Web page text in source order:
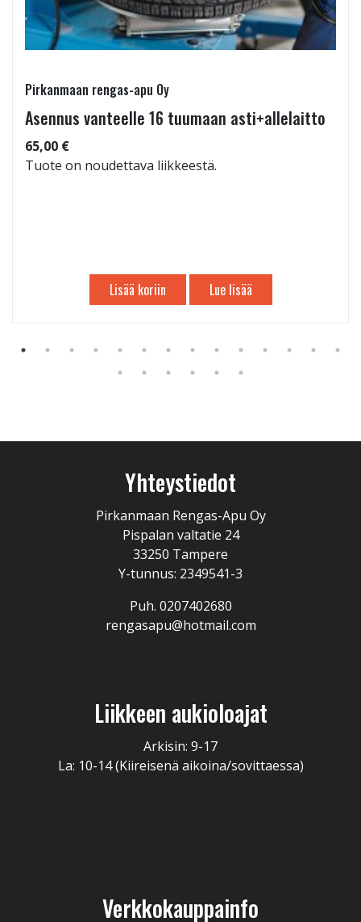
Pirkanmaan rengas-apu Oy
Asennus vanteelle 16 tuumaan asti+allelaitto
65,00 €
Tuote on noudettava liikkeestä.
Lisää koriin Lue lisää
Yhteystiedot
Pirkanmaan Rengas-Apu Oy
Pispalan valtatie 24
33250 Tampere
Y-tunnus: 2349541-3
Puh. 0207402680
rengasapu@hotmail.com
Liikkeen aukioloajat
Arkisin: 9-17
La: 10-14 (Kiireisenä aikoina/sovittaessa)
Verkkokauppainfo